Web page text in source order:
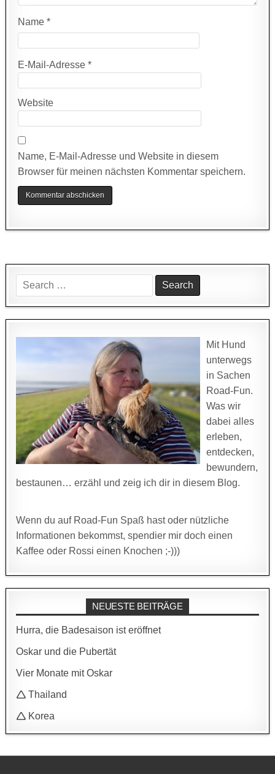
Name*
E-Mail-Adresse*
Website
Name, E-Mail-Adresse und Website in diesem
Browser für meinen nächsten Kommentar speichern.
Search
for:
Mit Hund
unterwegs
in Sachen
Road-Fun.
Was wir
dabei alles
erleben,
entdecken,
bewundern,
bestaunen… erzähl und zeig ich dir in diesem Blog.
Wenn du auf Road-Fun Spaß hast oder nützliche
Informationen bekommst, spendier mir doch einen
Kaffee oder Rossi einen Knochen ;-)))
NEUESTE BEITRÄGE
Hurra, die Badesaison ist eröffnet
Oskar und die Pubertät
Vier Monate mit Oskar
🛆 Thailand
🛆 Korea